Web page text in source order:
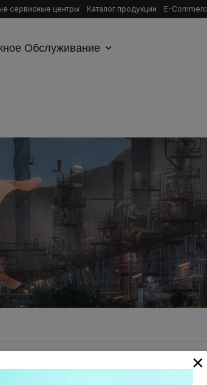
сервисные центры Каталог продукции E-
Обслуживание
×